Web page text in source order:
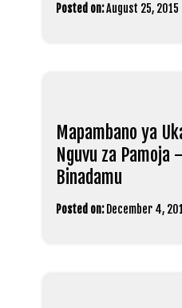
Posted on:August 25, 2015
Mapambano ya
Nguvu za Pamoja
Binadamu
Posted on: December 4,